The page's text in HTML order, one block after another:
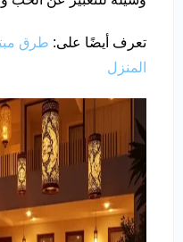
تعرف أيضًا على: طرق
المنزل